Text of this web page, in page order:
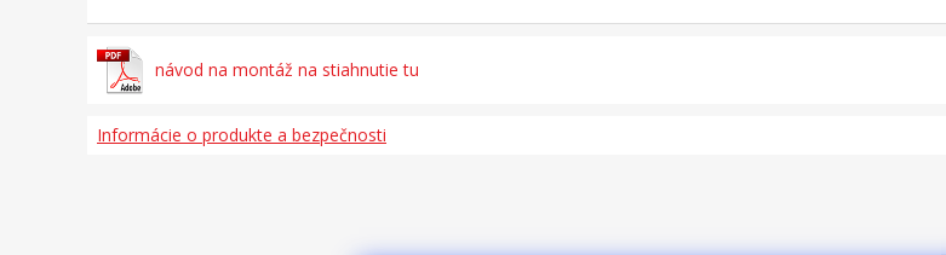
návod na montáž na stiahnutie tu
Informácie o produkte a bezpečnosti